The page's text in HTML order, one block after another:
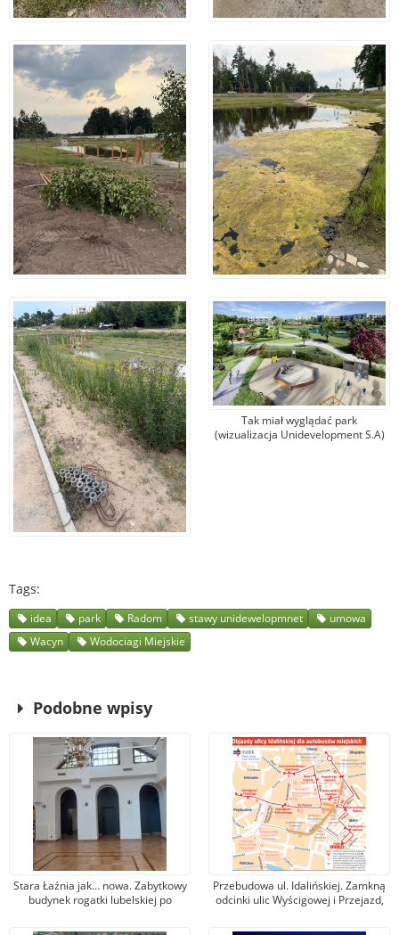
Tak miał wyglądać park
(wizualizacja Unidevelopment S.A)
Tags
idea park Radom stawy unidewelopmnet
umowa
Wacyn
Wodociagi Miejskie
Podobne wpisy
Stara Łaźnia jak… nowa. Zabytkowy
budynek rogatki lubelskiej po
Przebudowa ul. Idalińskiej. Zamkną
odcinki ulic Wyścigowej i Przejazd,